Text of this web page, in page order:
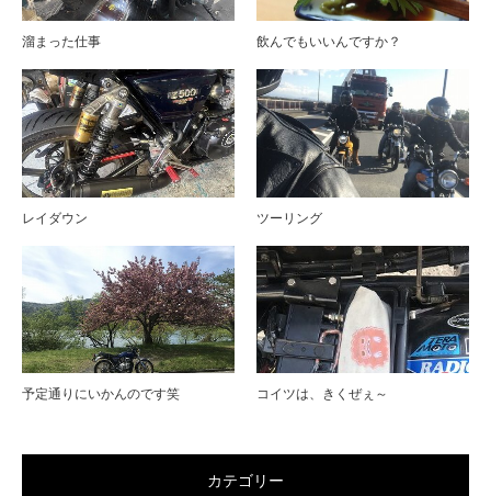
溜まった仕事 飲んでもいいんですか？
レイダウン ツーリング
予定通りにいかんのです笑 コイツは、きくぜぇ～
カテゴリー